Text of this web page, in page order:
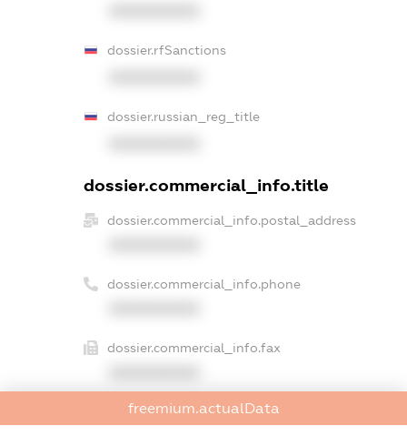
dossier.rfSanctions
dossier.russian_reg_title
dossier.commercial_info.title
dossier.commercial_info.postal_address
dossier.commercial_info.phone
dossier.commercial_info.fax
dossier.commercial_info.email
freemium.actualData